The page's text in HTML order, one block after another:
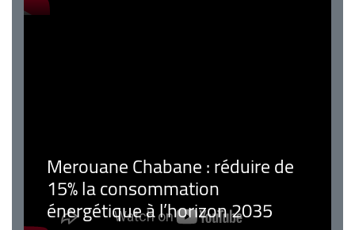
Merouane Chabane : réduire de
15% la consommation
énergétique à l’horizon 2035